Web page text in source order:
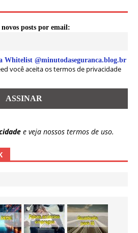
novos posts por email:
Whitelist @minutodaseguranca.blog.br
você aceita os termos de privacidade
e veja nossos termos de uso.